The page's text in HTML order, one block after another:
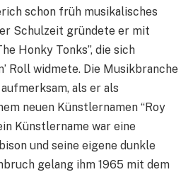
schon früh musikalisches
Schulzeit gründete er mit
Honky Tonks”, die sich
Roll widmete. Die Musikbranche
als er als
neuen Künstlernamen “Roy
Künstlername war eine
und seine eigene dunkle
gelang ihm 1965 mit dem